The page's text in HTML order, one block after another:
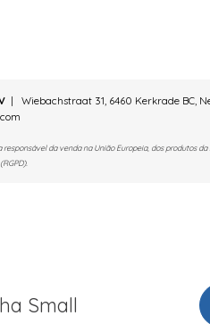
| Wiebachstraat 31, 6460 Kerkrade BC,
da venda na União Europeia, dos produtos
Small